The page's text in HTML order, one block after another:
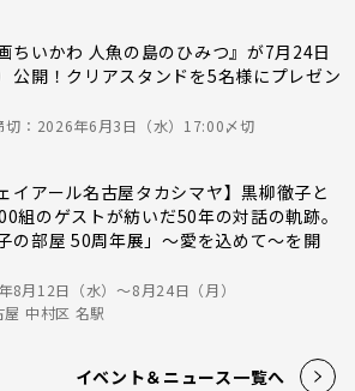
ちいかわ 人魚の島のひみつ』が7月24日
）公開！クリアスタンドを5名様にプレゼン
切：2026年6月3日（水）17:00〆切
ェイアール名古屋タカシマヤ】黒柳徹子と
組のゲストが紡いだ50年の対話の軌跡。
子の部屋 50周年展」～愛を込めて～を開
8月12日（水）〜8月24日（月）
屋 中村区 名駅
イベント＆ニュース一覧へ